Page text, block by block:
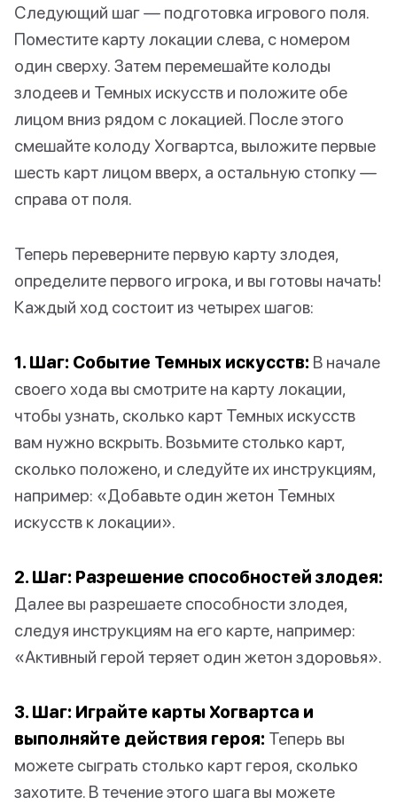
Следующий шаг — подготовка игрового поля.
Поместите карту локации слева, с номером
один сверху. Затем перемешайте колоды
злодеев и Темных искусств и положите обе
лицом вниз рядом с локацией. После этого
смешайте колоду Хогвартса, выложите первые
шесть карт лицом вверх, а остальную стопку —
справа от поля.
Теперь переверните первую карту злодея,
определите первого игрока, и вы готовы начать!
Каждый ход состоит из четырех шагов:
1. Шаг: Событие Темных искусств: В начале
своего хода вы смотрите на карту локации,
чтобы узнать, сколько карт Темных искусств
вам нужно вскрыть. Возьмите столько карт,
сколько положено, и следуйте их инструкциям,
например: «Добавьте один жетон Темных
искусств к локации».
2. Шаг: Разрешение способностей злодея:
Далее вы разрешаете способности злодея,
следуя инструкциям на его карте, например:
«Активный герой теряет один жетон здоровья».
3. Шаг: Играйте карты Хогвартса и
выполняйте действия героя: Теперь вы
можете сыграть столько карт героя, сколько
захотите. В течение этого шага вы можете